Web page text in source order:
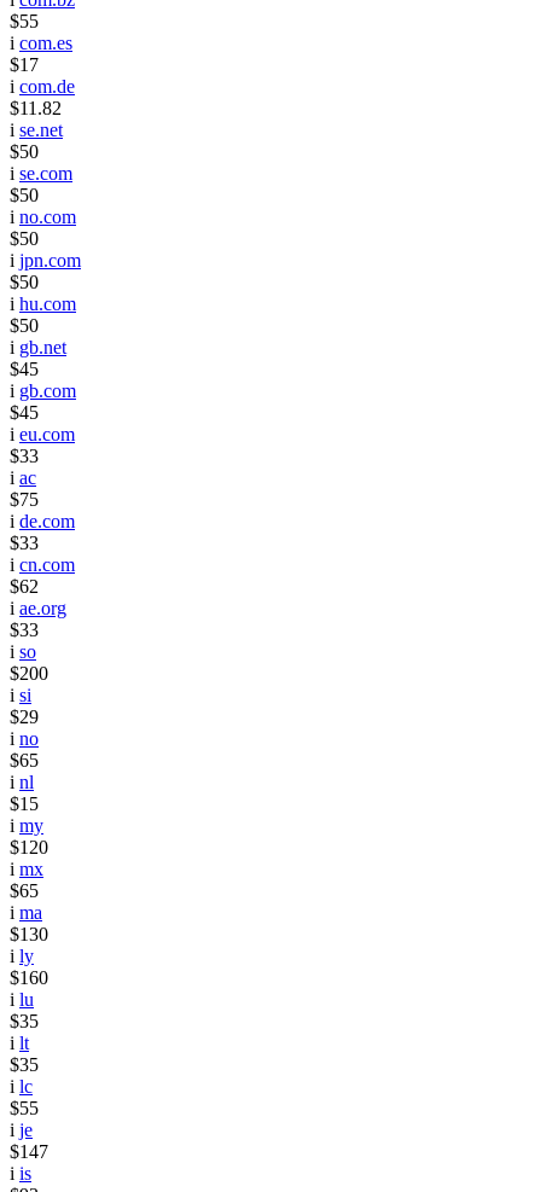
$55
i com.es
$17
i com.de
$11.82
i se.net
$50
i se.com
$50
i no.com
$50
i jpn.com
$50
i hu.com
$50
i gb.net
$45
i gb.com
$45
i eu.com
$33
i ac
$75
i de.com
$33
i cn.com
$62
i ae.org
$33
i so
$200
i si
$29
i no
$65
i nl
$15
i my
$120
i mx
$65
i ma
$130
i ly
$160
i lu
$35
i lt
$35
i lc
$55
i je
$147
i is